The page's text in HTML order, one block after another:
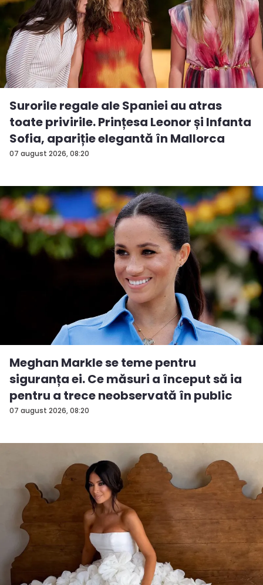
07 august 2026, 08:20
Surorile regale ale Spaniei au atras
toate privirile. Prințesa Leonor și Infanta
Sofia, apariție elegantă în Mallorca
07 august 2026, 08:20
Meghan Markle se teme pentru
siguranța ei. Ce măsuri a început să ia
pentru a trece neobservată în public